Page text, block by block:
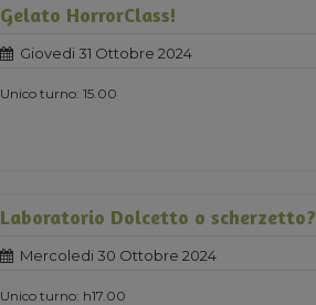
Gelato HorrorClass!
Giovedi 31 Ottobre 2024
Unico turno: 15.00
Laboratorio Dolcetto o scherzetto?
Mercoledi 30 Ottobre 2024
Unico turno: h17.00